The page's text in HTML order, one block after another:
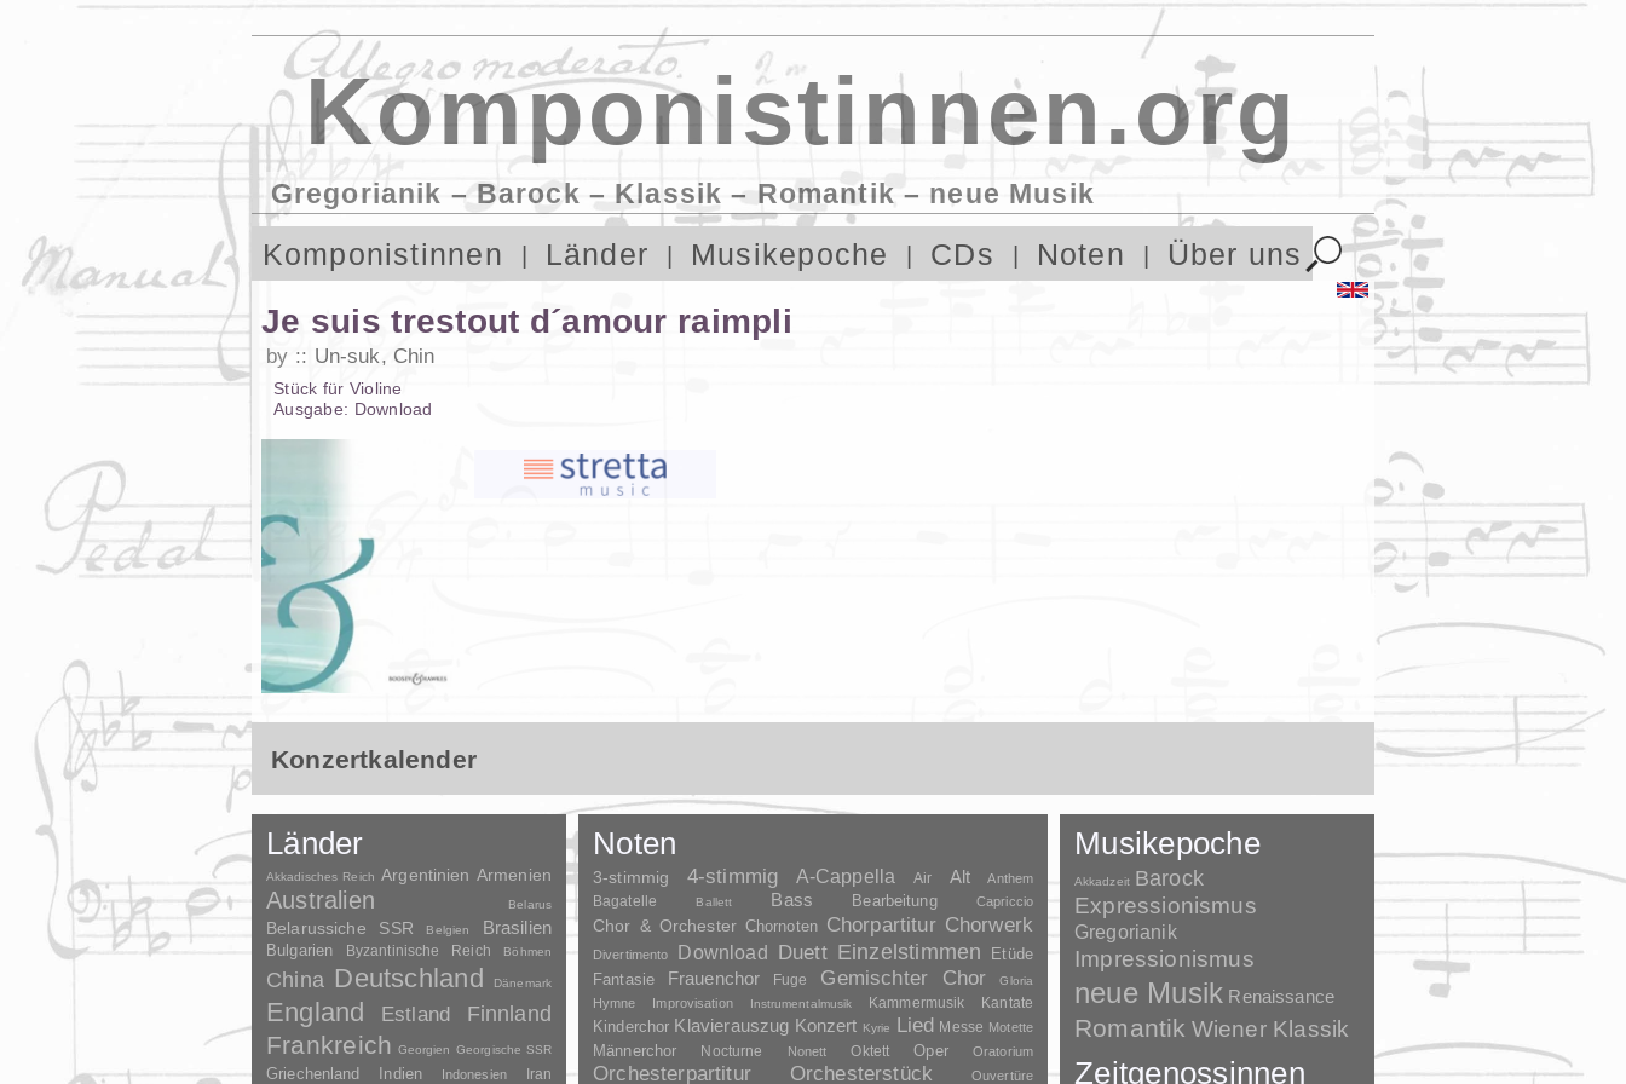
Komponistinnen.org
Gregorianik – Barock – Klassik – Romantik – neue Musik
Komponistinnen Länder Musikepoche CDs Noten Über uns
Je suis trestout d´amour raimpli
by Un-suk, Chin
Stück für Violine
Ausgabe: Download
Konzertkalender
Länder
Akkadisches Reich Argentinien Armenien
Australien Belarus
Belarussiche SSR Belgien Brasilien
Bulgarien Byzantinische Reich Böhmen
China Deutschland Dänemark
England Estland Finnland
Frankreich Georgien Georgische SSR
Griechenland Indien Indonesien Iran
Noten
3-stimmig 4-stimmig A-Cappella Air Alt Anthem
Bagatelle Ballett Bass Bearbeitung Capriccio
Chor & Orchester Chornoten Chorpartitur Chorwerk
Divertimento Download Duett Einzelstimmen Etüde
Fantasie Frauenchor Fuge Gemischter Chor Gloria
Hymne Improvisation Instrumentalmusik Kammermusik Kantate
Kinderchor Klavierauszug Konzert Kyrie Lied Messe Motette
Männerchor Nocturne Nonett Oktett Oper Oratorium
Orchesterpartitur Orchesterstück Ouvertüre
Musikepoche
Akkadzeit Barock
Expressionismus
Gregorianik
Impressionismus
neue Musik Renaissance
Romantik Wiener Klassik
Zeitgenossinnen